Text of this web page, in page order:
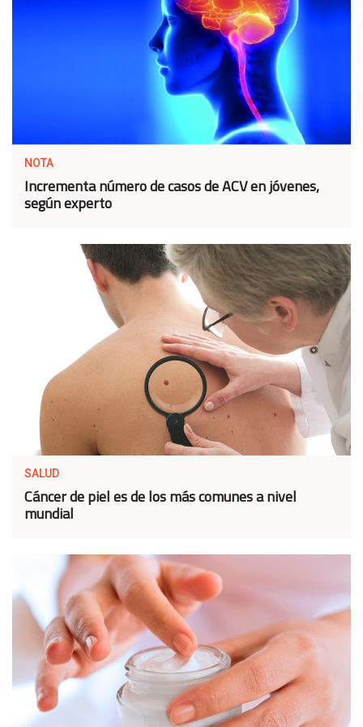
NOTA
Incrementa número de casos de ACV en jóvenes,
según experto
SALUD
Cáncer de piel es de los más comunes a nivel
mundial